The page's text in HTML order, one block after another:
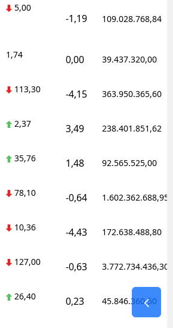
5,00
-1,19 109.028.768,84
1,74 0,00 39.437.320,00
113,30 -4,15 363.950.365,60
2,37 3,49 238.401.851,62
35,76 1,48 92.565.525,00
78,10 -0,64 1.602.362.688,95
10,36 -4,43 172.638.488,80
127,00 -0,63 3.772.734.436,30
26,40 0,23 45.846.360,50